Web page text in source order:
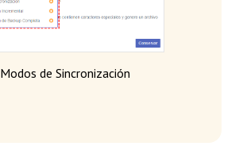
Modos de Sincronización